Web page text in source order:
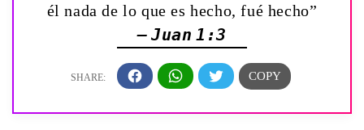
él nada de lo que es hecho, fué hecho”
— Juan 1:3